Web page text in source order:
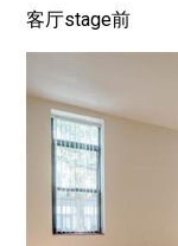
客厅stage前